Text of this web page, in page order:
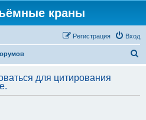
краны
Вход
Регистрация
с
для цитирования